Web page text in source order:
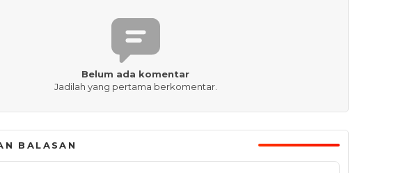
Belum ada komentar
Jadilah yang pertama berkomentar.
BALASAN